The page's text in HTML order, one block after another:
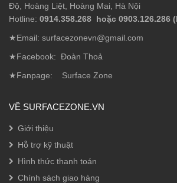
Độ, Hoàng Liệt, Hoàng Mai, Hà Nội
Hotline: 0914.358.268 hoặc 0903.126.286
★Email: surfacezonevn@gmail.com
★Facebook: Đoàn Thoả
★Fanpage: Surface Zone
VỀ SURFACEZONE.VN
Giới thiệu
Hỗ trợ kỹ thuật
Hình thức thanh toán
Chính sách giao hàng